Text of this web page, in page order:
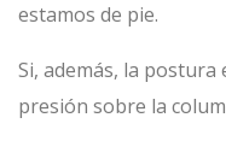
estamos de pie.
Si, además, la postura
presión sobre la